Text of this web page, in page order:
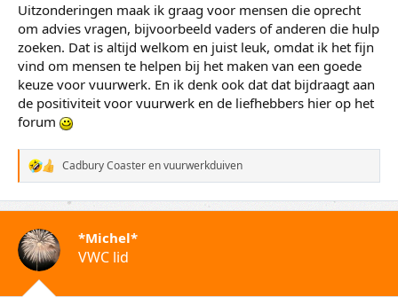
Uitzonderingen maak ik graag voor mensen die oprecht
om advies vragen, bijvoorbeeld vaders of anderen die hulp
zoeken. Dat is altijd welkom en juist leuk, omdat ik het fijn
vind om mensen te helpen bij het maken van een goede
keuze voor vuurwerk. En ik denk ook dat dat bijdraagt aan
de positiviteit voor vuurwerk en de liefhebbers hier op het
forum
W
a
a
r
d
e
r
i
n
Cadbury Coasterenvuurwerkduiven
*Michel*
VWC lid